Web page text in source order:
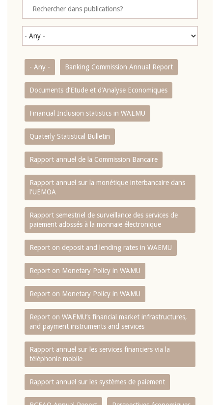
- Any - Banking Commission Annual Report
Documents d’Etude et d’Analyse Economiques
Financial Inclusion statistics in WAEMU
Quaterly Statistical Bulletin
Rapport annuel de la Commission Bancaire
Rapport annuel sur la monétique interbancaire dans
l'UEMOA
Rapport semestriel de surveillance des services de
paiement adossés à la monnaie électronique
Report on deposit and lending rates in WAEMU
Report on Monetary Policy in WAMU
Report on Monetary Policy in WAMU
Report on WAEMU’s financial market infrastructures,
and payment instruments and services
Rapport annuel sur les services financiers via la
téléphonie mobile
Rapport annuel sur les systèmes de paiement